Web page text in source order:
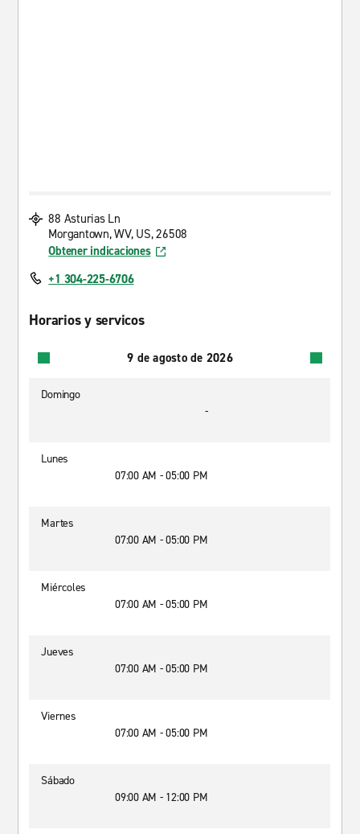
88 Asturias Ln
Morgantown, WV, US, 26508
Obtener indicaciones
+1 304-225-6706
Horarios y servicos
9 de agosto de 2026
Domingo
-
Lunes
07:00 AM - 05:00 PM
Martes
07:00 AM - 05:00 PM
Miércoles
07:00 AM - 05:00 PM
Jueves
07:00 AM - 05:00 PM
Viernes
07:00 AM - 05:00 PM
Sábado
09:00 AM - 12:00 PM